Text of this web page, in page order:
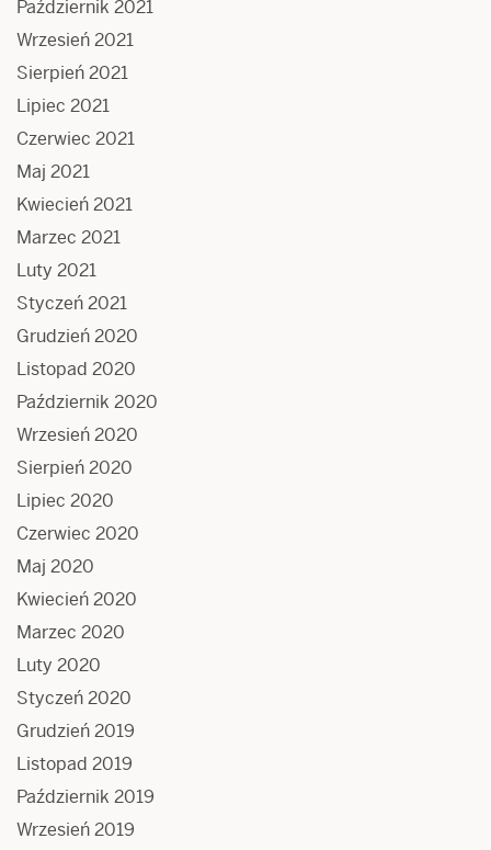
Październik 2021
Wrzesień 2021
Sierpień 2021
Lipiec 2021
Czerwiec 2021
Maj 2021
Kwiecień 2021
Marzec 2021
Luty 2021
Styczeń 2021
Grudzień 2020
Listopad 2020
Październik 2020
Wrzesień 2020
Sierpień 2020
Lipiec 2020
Czerwiec 2020
Maj 2020
Kwiecień 2020
Marzec 2020
Luty 2020
Styczeń 2020
Grudzień 2019
Listopad 2019
Październik 2019
Wrzesień 2019